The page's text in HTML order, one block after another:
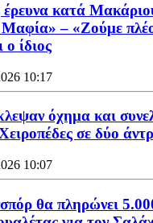
έρευνα κατά
– «Ζούμε
ο ίδιος
10:17
όχημα και
σε δύο
10:07
θα πληρώνει